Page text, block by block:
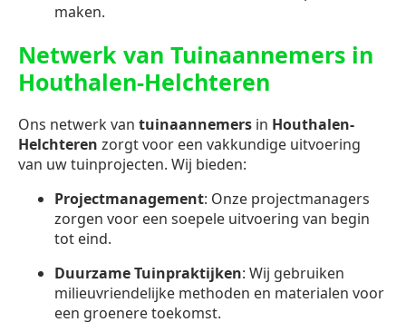
maken.
Netwerk van Tuinaannemers in
Houthalen-Helchteren
Ons netwerk van tuinaannemers in Houthalen-
Helchteren zorgt voor een vakkundige uitvoering
van uw tuinprojecten. Wij bieden:
Projectmanagement: Onze projectmanagers
zorgen voor een soepele uitvoering van begin
tot eind.
Duurzame Tuinpraktijken: Wij gebruiken
milieuvriendelijke methoden en materialen voor
een groenere toekomst.